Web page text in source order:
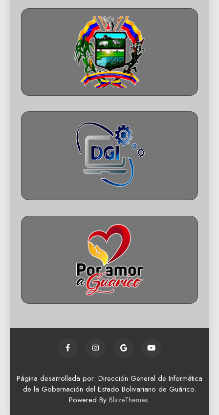
Página desarrollada por: Dirección General de Informática
de la Gobernación del Estado Bolivariano de Guárico.
Powered By BlazeThemes.